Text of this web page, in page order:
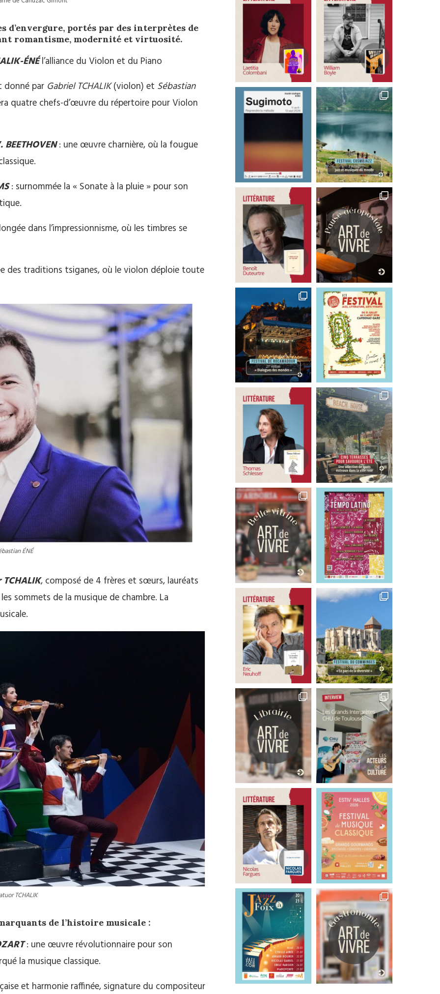
d’envergure, portés par des interprètes de
romantisme, modernité et virtuosité.
ÉNÉl’alliance du Violon et du Piano
donné par Gabriel TCHALIK(violon) et Sébastian
quatre chefs-d’œuvre du répertoire pour Violon
BEETHOVEN: une œuvre charnière, où la fougue
: surnommée la « Sonate à la pluie » pour son
dans l’impressionnisme, où les timbres se
des traditions tsiganes, où le violon déploie toute
ÉNÉ
, composé de 4 frères et sœurs, lauréats
sommets de la musique de chambre. La
TCHALIK
de l’histoire musicale :
: une œuvre révolutionnaire pour son
la musique classique.
et harmonie raffinée, signature du compositeur